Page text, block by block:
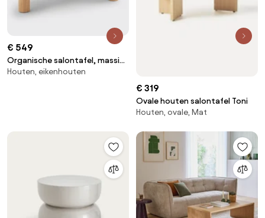
€ 549
Organische salontafel, massief
eiken, lengte 118 cm, RODI
Houten, eikenhouten
€ 319
Ovale houten salontafel Toni
Houten, ovale, Mat